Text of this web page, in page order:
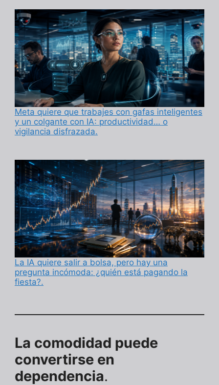
Meta quiere que trabajes con gafas inteligentes
y un colgante con IA: productividad… o
vigilancia disfrazada.
La IA quiere salir a bolsa, pero hay una
pregunta incómoda: ¿quién está pagando la
fiesta?.
La comodidad puede
convertirse en
dependencia.